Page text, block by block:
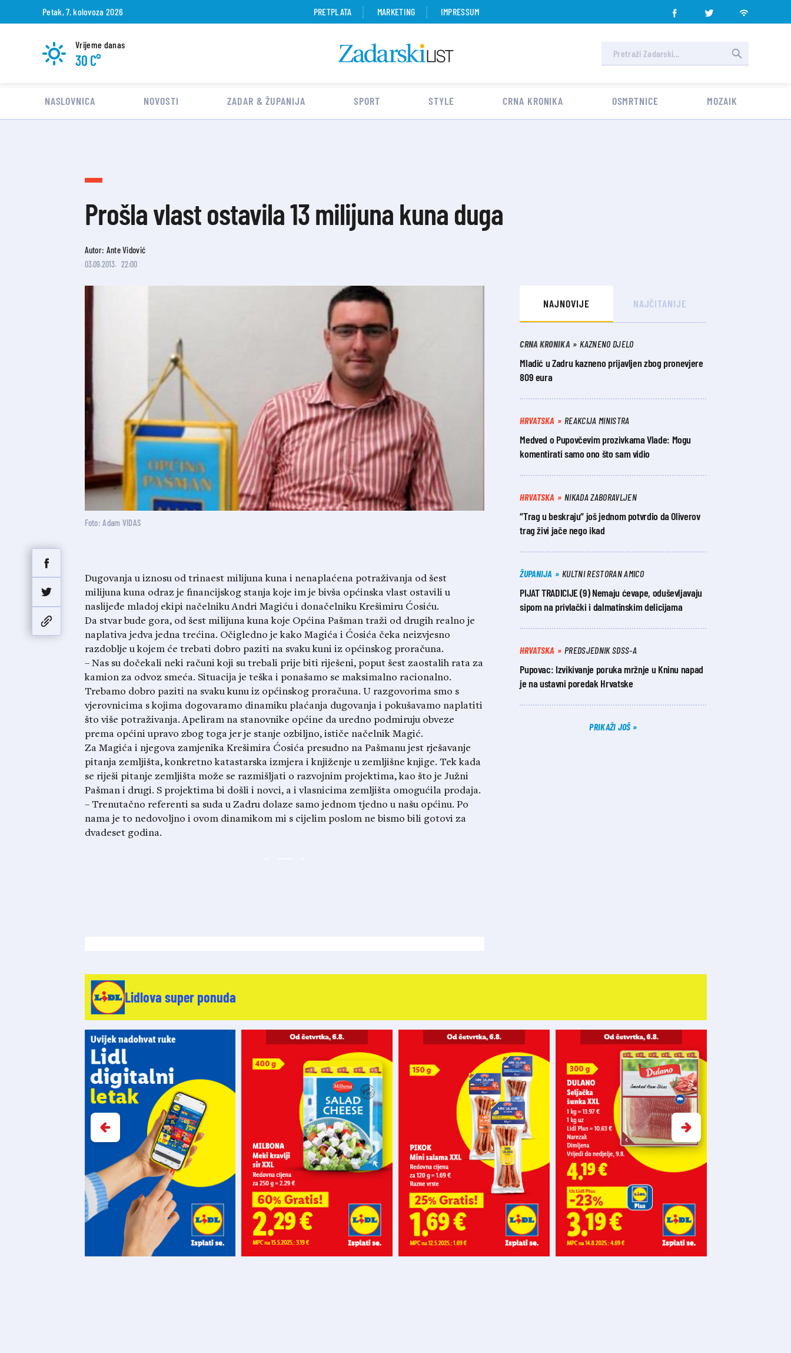
Petak, 7. kolovoza 2026 PRETPLATA MARKETING IMPRESSUM
Vrijeme danas
30 C°
NASLOVNICA NOVOSTI ZADAR & ŽUPANIJA SPORT STYLE CRNA KRONIKA OSMRTNICE MOZAIK
Prošla vlast ostavila 13 milijuna kuna duga
Autor: Ante Vidović
03.09.2013. 22:00
Foto: Adam VIDAS
Dugovanja u iznosu od trinaest milijuna kuna i nenaplaćena potraživanja od šest
milijuna kuna odraz je financijskog stanja koje im je bivša općinska vlast ostavili u
naslijeđe mladoj ekipi načelniku Andri Magiću i donačelniku Krešimiru Ćosiću.
Da stvar bude gora, od šest milijuna kuna koje Općina Pašman traži od drugih realno je
naplativa jedva jedna trećina. Očigledno je kako Magića i Ćosića čeka neizvjesno
razdoblje u kojem će trebati dobro paziti na svaku kuni iz općinskog proračuna.
– Nas su dočekali neki računi koji su trebali prije biti riješeni, poput šest zaostalih rata za
kamion za odvoz smeća. Situacija je teška i ponašamo se maksimalno racionalno.
Trebamo dobro paziti na svaku kunu iz općinskog proračuna. U razgovorima smo s
vjerovnicima s kojima dogovaramo dinamiku plaćanja dugovanja i pokušavamo naplatiti
što više potraživanja. Apeliram na stanovnike općine da uredno podmiruju obveze
prema općini upravo zbog toga jer je stanje ozbiljno, ističe načelnik Magić.
Za Magića i njegova zamjenika Krešimira Ćosića presudno na Pašmanu jest rješavanje
pitanja zemljišta, konkretno katastarska izmjera i knjiženje u zemljišne knjige. Tek kada
se riješi pitanje zemljišta može se razmišljati o razvojnim projektima, kao što je Južni
Pašman i drugi. S projektima bi došli i novci, a i vlasnicima zemljišta omogućila prodaja.
– Trenutačno referenti sa suda u Zadru dolaze samo jednom tjedno u našu općinu. Po
nama je to nedovoljno i ovom dinamikom mi s cijelim poslom ne bismo bili gotovi za
dvadeset godina.
NAJNOVIJE NAJČITANIJE
CRNA KRONIKA KAZNENO DJELO
Mladić u Zadru kazneno prijavljen zbog pronevjere
809 eura
HRVATSKA REAKCIJA MINISTRA
Medved o Pupovčevim prozivkama Vlade: Mogu
komentirati samo ono što sam vidio
HRVATSKA NIKADA ZABORAVLJEN
“Trag u beskraju“ još jednom potvrdio da Oliverov
trag živi jače nego ikad
ŽUPANIJA KULTNI RESTORAN AMICO
PIJAT TRADICIJE (9) Nemaju ćevape, oduševljavaju
sipom na privlački i dalmatinskim delicijama
HRVATSKA PREDSJEDNIK SDSS-A
Pupovac: Izvikivanje poruka mržnje u Kninu napad
je na ustavni poredak Hrvatske
PRIKAŽI JOŠ
Lidlova super ponuda